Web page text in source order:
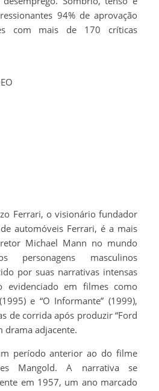
94% de aprovação
com mais de 170 críticas
Ferrari, o visionário fundador
automóveis Ferrari, é a mais
Michael Mann no mundo
personagens masculinos
por suas narrativas intensas
evidenciado em filmes como
e “O Informante” (1999),
de corrida após produzir “Ford
drama adjacente.
período anterior ao do filme
Mangold. A narrativa se
em 1957, um ano marcado